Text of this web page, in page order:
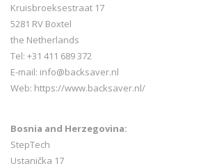
Kruisbroeksestraat 17
5281 RV Boxtel
the Netherlands
Tel: +31 411 689 372
E-mail: info@backsaver.nl
Web: https://www.backsaver.nl/
Bosnia and Herzegovina:
StepTech
Ustanička 17